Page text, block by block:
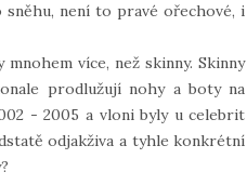
není to pravé ořechové, i
více, než skinny. Skinny
prodlužují nohy a boty na
- 2005 a vloni byly u celebrit
odjakživa a tyhle konkrétní